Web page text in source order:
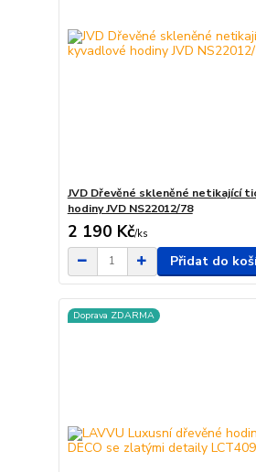
JVD Dřevěné skleněné netikající
hodiny JVD NS22012/78
2 190 Kč/ks
Přidat do
Doprava ZDARMA